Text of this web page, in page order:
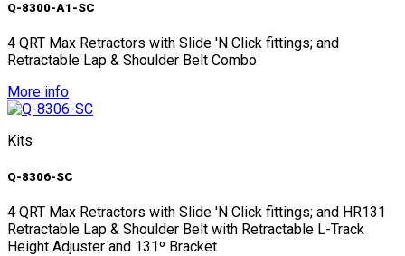
Q-8300-A1-SC
4 QRT Max Retractors with Slide 'N Click fittings; and
Retractable Lap & Shoulder Belt Combo
More info
Kits
Q-8306-SC
4 QRT Max Retractors with Slide 'N Click fittings; and HR131
Retractable Lap & Shoulder Belt with Retractable L-Track
Height Adjuster and 131º Bracket